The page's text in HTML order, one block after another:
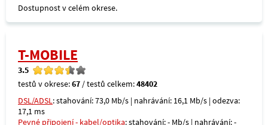
Dostupnost v celém okrese.
T-MOBILE
3.5
testů v okrese:67 / testů celkem:48402
DSL/ADSL: stahování: 73,0 Mb/s | nahrávání: 16,1 Mb/s | odezva:
17,1 ms
Pevné připojení - kabel/optika: stahování: - Mb/s | nahrávání: -